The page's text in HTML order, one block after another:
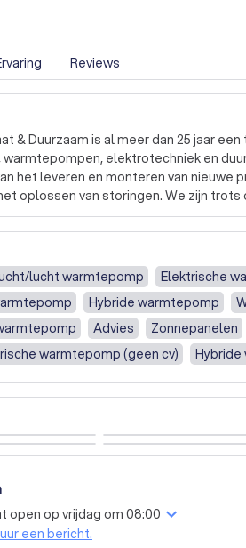
Reviews
& Duurzaam is al meer dan 25 jaar
warmtepompen, elektrotechniek en
het leveren en monteren van nieuwe
oplossen van storingen. We zijn
niet beperkt tot installatie en
aan. We begrijpen dat elke
die aansluiten bij uw specifieke
en vakkundige oplossingen
& Duurzaam zijn we ook
van warmtepompen en het
dat we InstallQ erkend installateur
over wat we doen en we
te bieden. We kijken ernaar uit om
te verbeteren en uw kosten te
gratis offerte.
lucht warmtepomp Elektrische
Hybride warmtepomp
Advies
Zonnepanelen
warmtepomp (geen cv)
Hybride
adviseer mij
open op vrijdag om 08:00
een bericht.